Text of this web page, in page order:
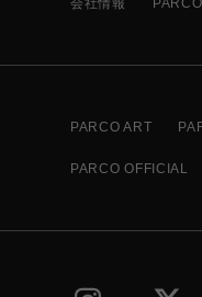
会社情報
PARCO ART
PARCO OFFICIAL